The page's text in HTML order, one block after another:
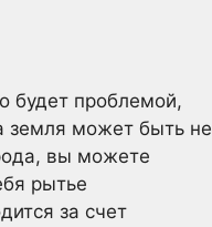
будет проблемой,
земля может быть не
вы можете
рытье
за счет